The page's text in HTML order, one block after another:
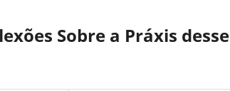
Sobre a Práxis desse